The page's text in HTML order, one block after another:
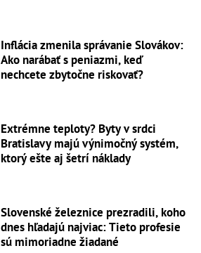
Inflácia zmenila správanie Slovákov:
Ako narábať s peniazmi, keď
nechcete zbytočne riskovať?
Extrémne teploty? Byty v srdci
Bratislavy majú výnimočný systém,
ktorý ešte aj šetrí náklady
Slovenské železnice prezradili, koho
dnes hľadajú najviac: Tieto profesie
sú mimoriadne žiadané